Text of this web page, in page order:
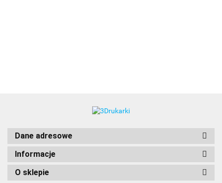
Dane adresowe
Informacje
O sklepie